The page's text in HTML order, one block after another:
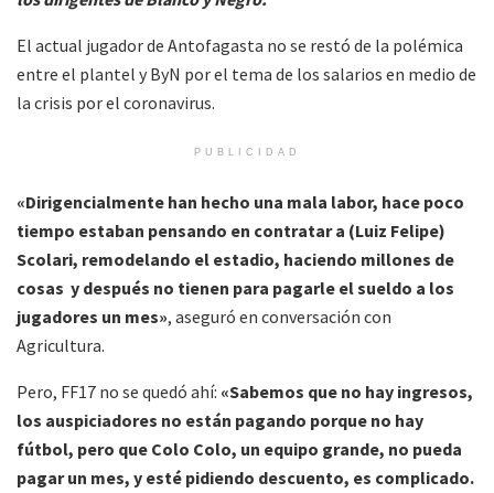
El actual jugador de Antofagasta no se restó de la polémica
entre el plantel y ByN por el tema de los salarios en medio de
la crisis por el coronavirus.
PUBLICIDAD
«Dirigencialmente han hecho una mala labor, hace poco
tiempo estaban pensando en contratar a (Luiz Felipe)
Scolari, remodelando el estadio, haciendo millones de
cosas y después no tienen para pagarle el sueldo a los
jugadores un mes», aseguró en conversación con
Agricultura.
Pero, FF17 no se quedó ahí: «Sabemos que no hay ingresos,
los auspiciadores no están pagando porque no hay
fútbol, pero que Colo Colo, un equipo grande, no pueda
pagar un mes, y esté pidiendo descuento, es complicado.